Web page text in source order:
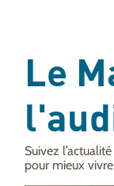
Le
Suivez
pour mieux